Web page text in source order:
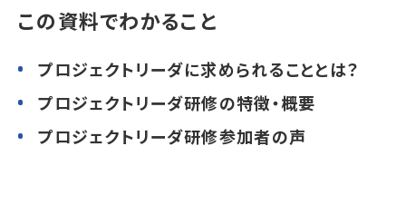
この資料でわかること
プロジェクトリーダに求められることとは？
プロジェクトリーダ研修の特徴・概要
プロジェクトリーダ研修参加者の声